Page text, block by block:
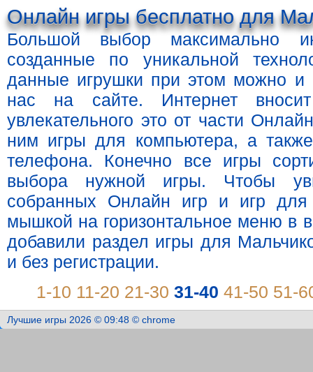
Онлайн игры бесплатно для
Большой выбор максимально
созданные по уникальной
данные игрушки при этом можно и
нас на сайте. Интернет
увлекательного это от части
ним игры для компьютера, а
телефона. Конечно все игры
выбора нужной игры. Чтобы
собранных Онлайн игр и игр для
мышкой на горизонтальное меню в
добавили раздел игры для
и без регистрации.
1-10 11-20 21-30 31-40 41-50 51-
Лучшие игры 2026 © 09:48 © chrome